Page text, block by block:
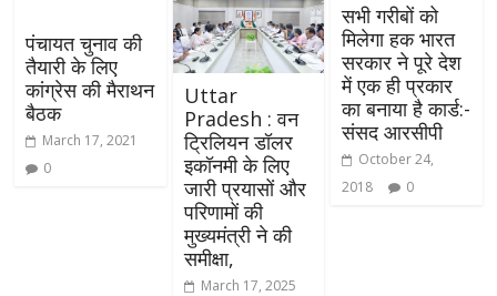
पंचायत चुनाव की
तैयारी के लिए
कांग्रेस की मैराथन
बैठक
March 17, 2021
0
Uttar
Pradesh : वन
ट्रिलियन डॉलर
इकॉनमी के लिए
जारी प्रयासों और
परिणामों की
मुख्यमंत्री ने की
समीक्षा,
March 17, 2025
सभी गरीबों को
मिलेगा हक भारत
सरकार ने पूरे देश
में एक ही प्रकार
का बनाया है कार्ड:-
संसद आरसीपी
October 24,
2018
0